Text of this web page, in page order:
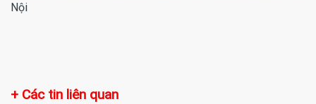
Nội
+ Các tin liên quan